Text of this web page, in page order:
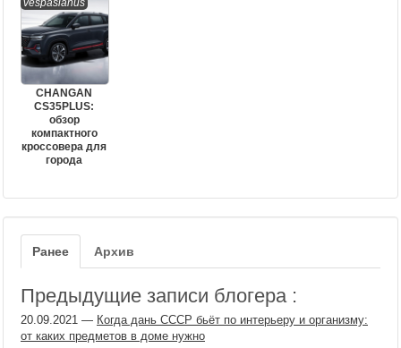
vespasianus
CHANGAN
CS35PLUS:
обзор
компактного
кроссовера для
города
Ранее Архив
Предыдущие записи блогера :
20.09.2021 — Когда дань СССР бьёт по интерьеру и организму:
от каких предметов в доме нужно